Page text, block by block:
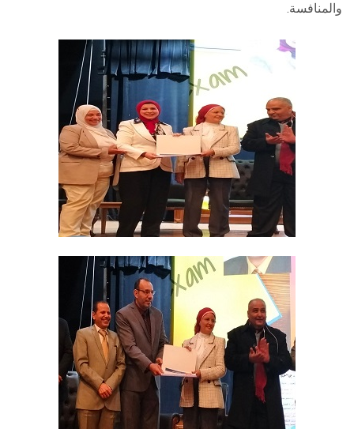
والمنافسة.